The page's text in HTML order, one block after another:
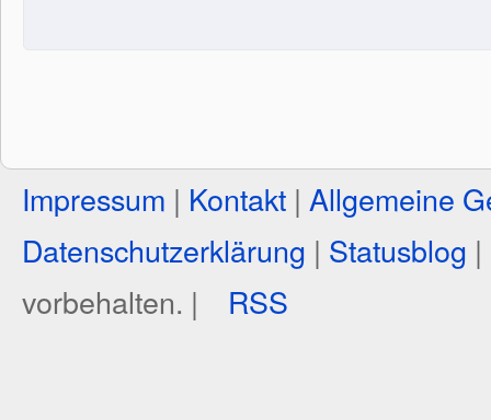
Impressum | Kontakt | Allgemeine
Datenschutzerklärung | Statusblog |
vorbehalten. |
RSS